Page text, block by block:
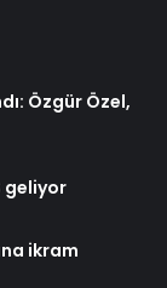
Özgür Özel,
geliyor
ikram